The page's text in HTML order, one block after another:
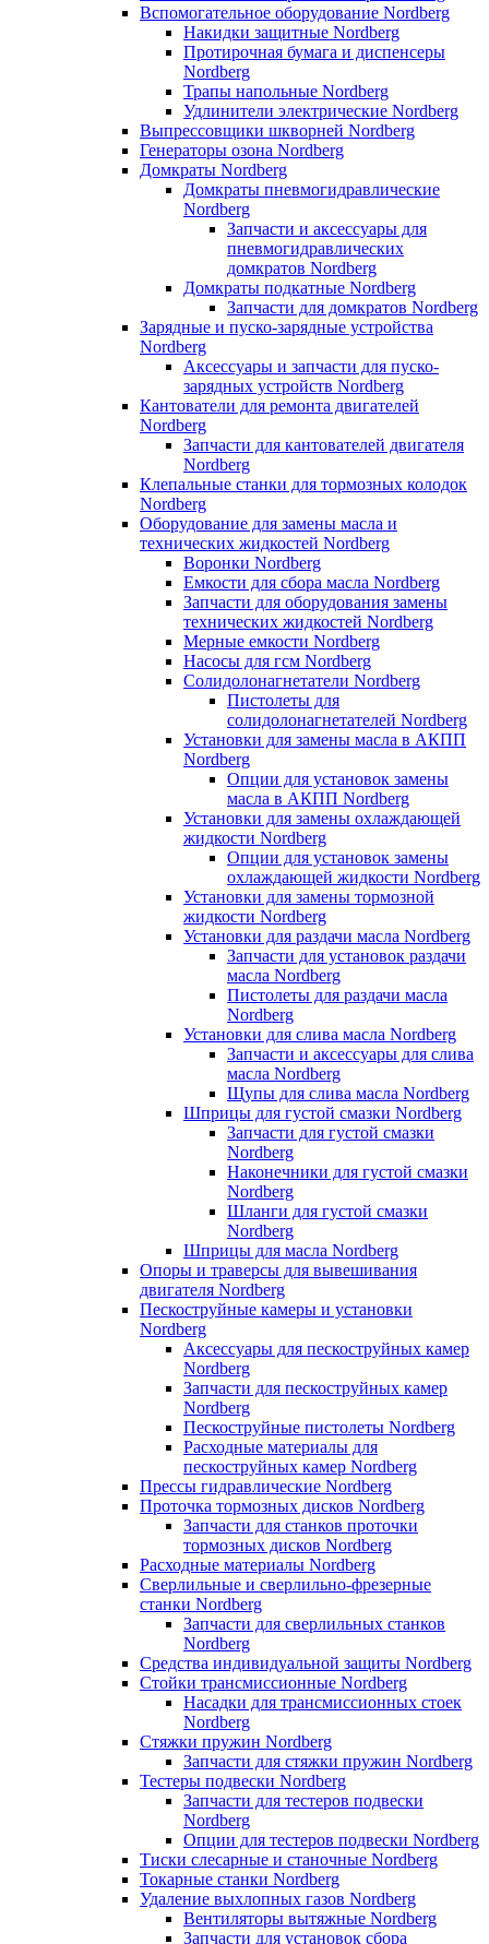
Вспомогательное оборудование Nordberg
Накидки защитные Nordberg
Протирочная бумага и диспенсеры
Nordberg
Трапы напольные Nordberg
Удлинители электрические Nordberg
Выпрессовщики шкворней Nordberg
Генераторы озона Nordberg
Домкраты Nordberg
Домкраты пневмогидравлические
Nordberg
Запчасти и аксессуары для
пневмогидравлических
домкратов Nordberg
Домкраты подкатные Nordberg
Запчасти для домкратов Nordberg
Зарядные и пуско-зарядные устройства
Nordberg
Аксессуары и запчасти для пуско-
зарядных устройств Nordberg
Кантователи для ремонта двигателей
Nordberg
Запчасти для кантователей двигателя
Nordberg
Клепальные станки для тормозных колодок
Nordberg
Оборудование для замены масла и
технических жидкостей Nordberg
Воронки Nordberg
Емкости для сбора масла Nordberg
Запчасти для оборудования замены
технических жидкостей Nordberg
Мерные емкости Nordberg
Насосы для гсм Nordberg
Солидолонагнетатели Nordberg
Пистолеты для
солидолонагнетателей Nordberg
Установки для замены масла в АКПП
Nordberg
Опции для установок замены
масла в АКПП Nordberg
Установки для замены охлаждающей
жидкости Nordberg
Опции для установок замены
охлаждающей жидкости Nordberg
Установки для замены тормозной
жидкости Nordberg
Установки для раздачи масла Nordberg
Запчасти для установок раздачи
масла Nordberg
Пистолеты для раздачи масла
Nordberg
Установки для слива масла Nordberg
Запчасти и аксессуары для слива
масла Nordberg
Щупы для слива масла Nordberg
Шприцы для густой смазки Nordberg
Запчасти для густой смазки
Nordberg
Наконечники для густой смазки
Nordberg
Шланги для густой смазки
Nordberg
Шприцы для масла Nordberg
Опоры и траверсы для вывешивания
двигателя Nordberg
Пескоструйные камеры и установки
Nordberg
Аксессуары для пескоструйных камер
Nordberg
Запчасти для пескоструйных камер
Nordberg
Пескоструйные пистолеты Nordberg
Расходные материалы для
пескоструйных камер Nordberg
Прессы гидравлические Nordberg
Проточка тормозных дисков Nordberg
Запчасти для станков проточки
тормозных дисков Nordberg
Расходные материалы Nordberg
Сверлильные и сверлильно-фрезерные
станки Nordberg
Запчасти для сверлильных станков
Nordberg
Средства индивидуальной защиты Nordberg
Стойки трансмиссионные Nordberg
Насадки для трансмиссионных стоек
Nordberg
Стяжки пружин Nordberg
Запчасти для стяжки пружин Nordberg
Тестеры подвески Nordberg
Запчасти для тестеров подвески
Nordberg
Опции для тестеров подвески Nordberg
Тиски слесарные и станочные Nordberg
Токарные станки Nordberg
Удаление выхлопных газов Nordberg
Вентиляторы вытяжные Nordberg
Запчасти для установок сбора